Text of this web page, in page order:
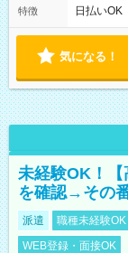
にご相談
特徴 日払いOK
気になる！
未経験OK！
を確認→その
派遣 職種未経験OK
WEB登録・面接OK